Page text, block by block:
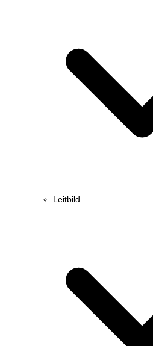
Leitbild